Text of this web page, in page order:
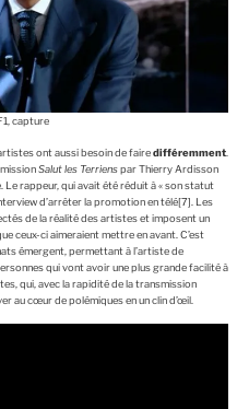
capture
ont aussi besoin de fairedifféremment.
Salut les Terrienspar Thierry Ardisson
rappeur, qui avait été réduit à « son statut
d’arrêter la promotion en télé[7] . Les
de la réalité des artistes et imposent un
ceux-ci aimeraient mettre en avant. C’est
émergent, permettant à l’artiste de
qui vont avoir une plus grande facilité à
qui, avec la rapidité de la transmission
au cœur de polémiques en un clin d’œil.